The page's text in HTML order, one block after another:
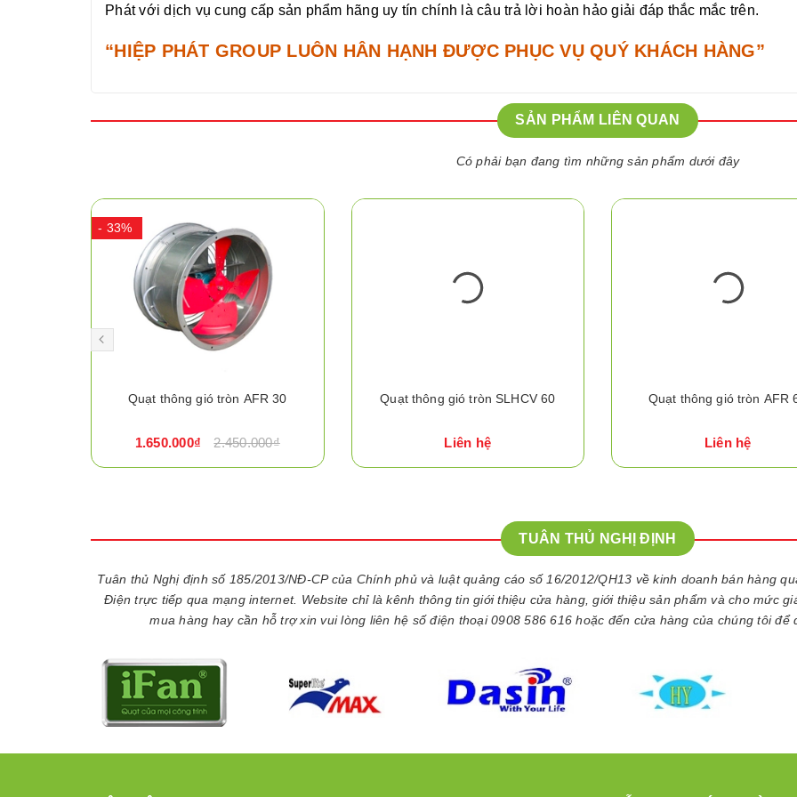
Phát với dịch vụ cung cấp sản phẩm hãng uy tín chính là câu trả lời hoàn hảo giải đáp thắc mắc trên.
“HIỆP PHÁT GROUP LUÔN HÂN HẠNH ĐƯỢC PHỤC VỤ QUÝ KHÁCH HÀNG”
SẢN PHẨM LIÊN QUAN
Có phải bạn đang tìm những sản phẩm dưới đây
- 33%
Quạt thông gió tròn AFR 30
1.650.000₫ 2.450.000₫
Quạt thông gió tròn SLHCV 60
Liên hệ
Quạt thông gió tròn AFR
Liên hệ
TUÂN THỦ NGHỊ ĐỊNH
Tuân thủ Nghị định số 185/2013/NĐ-CP của Chính phủ và luật quảng cáo số 16/2012/QH13 về kinh doanh bán hàng
Điện trực tiếp qua mạng internet. Website chỉ là kênh thông tin giới thiệu cửa hàng, giới thiệu sản phẩm và cho mức
mua hàng hay cần hỗ trợ xin vui lòng liên hệ số điện thoại 0908 586 616 hoặc đến cửa hàng của chúng tôi